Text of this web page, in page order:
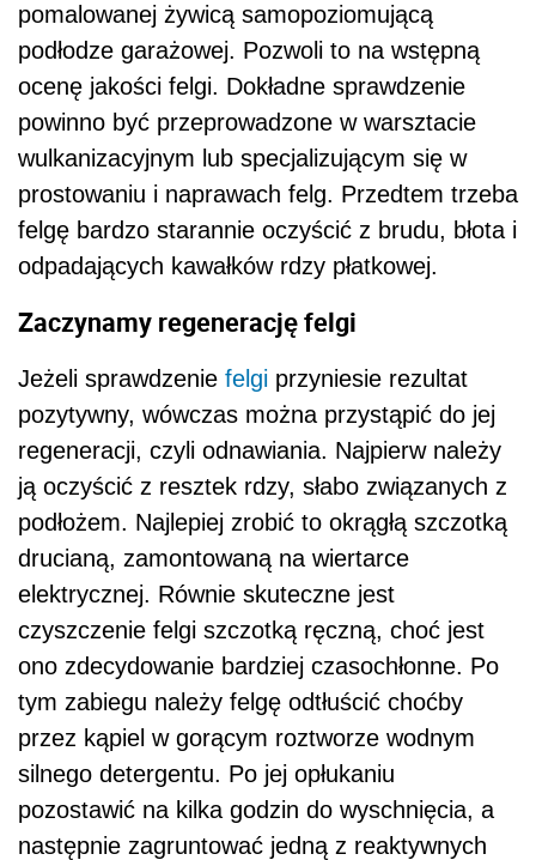
pomalowanej żywicą samopoziomującą
podłodze garażowej. Pozwoli to na wstępną
ocenę jakości felgi. Dokładne sprawdzenie
powinno być przeprowadzone w warsztacie
wulkanizacyjnym lub specjalizującym się w
prostowaniu i naprawach felg. Przedtem trzeba
felgę bardzo starannie oczyścić z brudu, błota i
odpadających kawałków rdzy płatkowej.
Zaczynamy regenerację felgi
Jeżeli sprawdzenie felgi przyniesie rezultat
pozytywny, wówczas można przystąpić do jej
regeneracji, czyli odnawiania. Najpierw należy
ją oczyścić z resztek rdzy, słabo związanych z
podłożem. Najlepiej zrobić to okrągłą szczotką
drucianą, zamontowaną na wiertarce
elektrycznej. Równie skuteczne jest
czyszczenie felgi szczotką ręczną, choć jest
ono zdecydowanie bardziej czasochłonne. Po
tym zabiegu należy felgę odtłuścić choćby
przez kąpiel w gorącym roztworze wodnym
silnego detergentu. Po jej opłukaniu
pozostawić na kilka godzin do wyschnięcia, a
następnie zagruntować jedną z reaktywnych